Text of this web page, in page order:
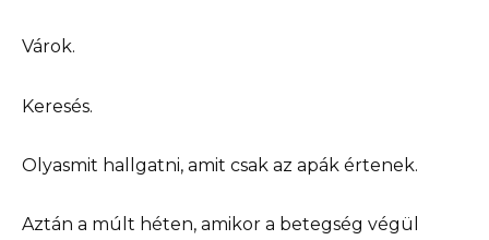
Várok.
Keresés.
Olyasmit hallgatni, amit csak az apák értenek.
Aztán a múlt héten, amikor a betegség végül